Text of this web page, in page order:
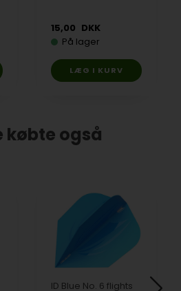
15,00 DKK
På lager
købte også
ID Blue No. 6 flights